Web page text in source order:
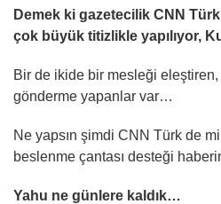
Demek ki gazetecilik CNN
çok büyük titizlikle yapılıyor,
Bir de ikide bir mesleği
gönderme yapanlar var…
Ne yapsın şimdi CNN Türk de
beslenme çantası desteği
Yahu ne günlere kaldık…